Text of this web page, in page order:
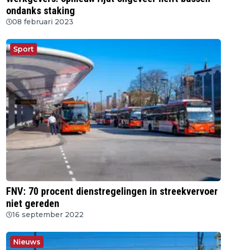
ondanks staking
08 februari 2023
Sport
FNV: 70 procent dienstregelingen in streekvervoer
niet gereden
16 september 2022
Nieuws